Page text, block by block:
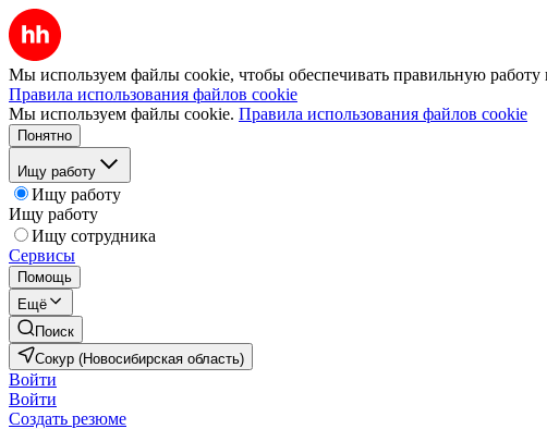
Мы используем файлы cookie, чтобы обеспечивать правильную работу
Правила использования файлов cookie
Мы используем файлы cookie. Правила использования файлов cookie
Понятно
Ищу работу
Ищу работу
Ищу работу
Ищу сотрудника
Сервисы
Помощь
Ещё
Поиск
Сокур (Новосибирская область)
Войти
Войти
Создать резюме